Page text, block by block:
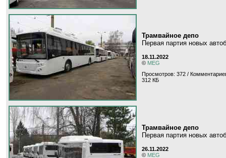
Трамвайное депо
Первая партия новых
18.11.2022
© MEG
Просмотров: 372 /
312 КБ
Трамвайное депо
Первая партия новых
26.11.2022
© MEG